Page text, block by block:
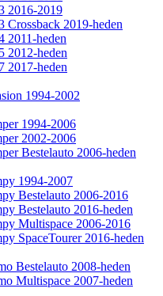
2016-2019
Crossback 2019-heden
2011-heden
2012-heden
2017-heden
1994-2002
1994-2006
2002-2006
Bestelauto 2006-heden
1994-2007
Bestelauto 2006-2016
Bestelauto 2016-heden
Multispace 2006-2016
SpaceTourer 2016-heden
Bestelauto 2008-heden
Multispace 2007-heden